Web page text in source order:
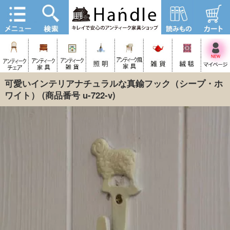
可愛いインテリアナチュラルな真鍮フック（シープ・ホ
ワイト）
(商品番号 u-722-v)